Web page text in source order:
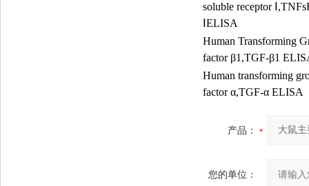
soluble receptor
ELISA
Human Transforming
factor β1,TGF-β1
Human transforming
factorα,TGF-α ELISA
产品：
您的单位：